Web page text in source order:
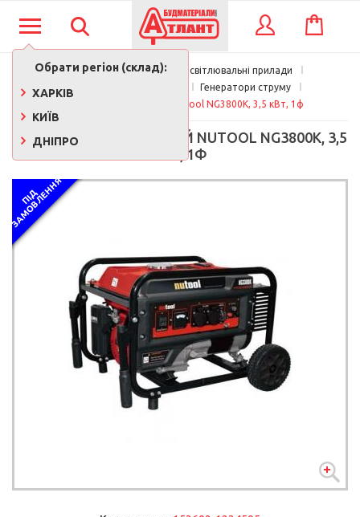
Обрати регіон (склад):
ХАРКІВ
КИЇВ
ДНІПРО
КОШИК
Електротовари та освітлювальні прилади
Генератори струму
Генератор бензиновий Nutool NG3800К, 3,5 кВт, 1ф
ГЕНЕРАТОР БЕНЗИНОВИЙ NUTOOL NG3800К, 3,5
КВТ, 1Ф
П
І
Д
З
А
М
О
В
Л
Е
Н
Н
Я